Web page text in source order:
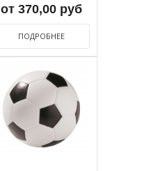
от 370,00 руб
ПОДРОБНЕЕ